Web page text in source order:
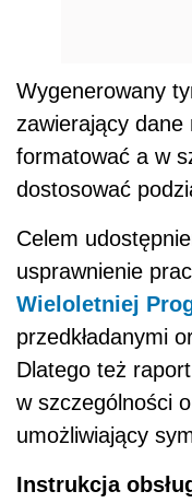
Wygenerowany
zawierający dane
formatować a w
dostosować
Celem
usprawnienie
Wieloletniej
przedkładanymi
Dlatego też
w szczególności
umożliwiający
Instrukcja